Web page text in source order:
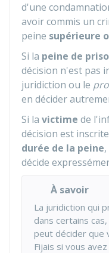
d'une
avoir commis un
peine supérieure
Si la peine de
décision n'est pas
juridiction ou le
en décider
Si la victime de
décision est
durée de la peine
décide
À savoir
La juridiction qui
dans certains
peut décider que
Fijais si vous